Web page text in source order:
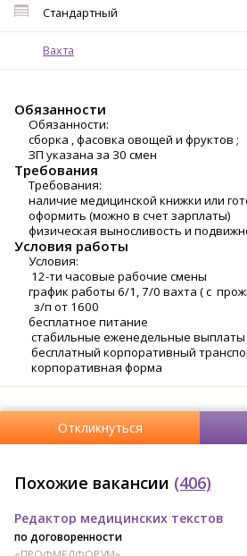
Стандартный
Вахта
Обязанности
Обязанности:
сборка , фасовка овощей и фруктов ;
ЗП указана за 30 смен
Требования
Требования:
наличие медицинской книжки или
оформить (можно в счет зарплаты)
физическая выносливость и
Условия работы
Уcловия:
12-ти чaсовые paбочиe смены
грaфик pаботы 6/1, 7/0 ваxта ( с
з/п от 1600
бecплaтное питание
стабильные еженедельные выплаты
бесплатный корпоративный
корпоративная форма
Откликнуться
Похожие вакансии (406)
Редактор медицинских текстов
по договоренности